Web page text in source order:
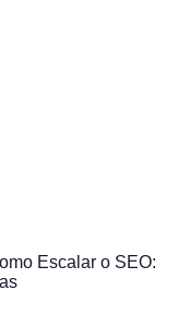
Escalar o SEO: